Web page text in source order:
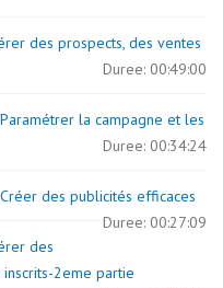
des prospects, des ventes
Duree: 00:49:00
la campagne et les
Duree: 00:34:24
des publicités efficaces
Duree: 00:27:09
des
2eme partie